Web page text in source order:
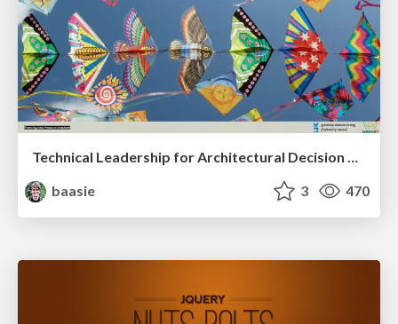
Technical Leadership for Architectural Decision Making
baasie
3 470